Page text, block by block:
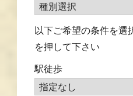
以下ご希望の条件を選
を押して下さい
駅徒歩